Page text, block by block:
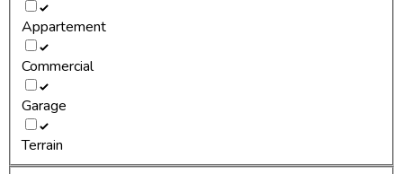
Appartement
Commercial
Garage
Terrain